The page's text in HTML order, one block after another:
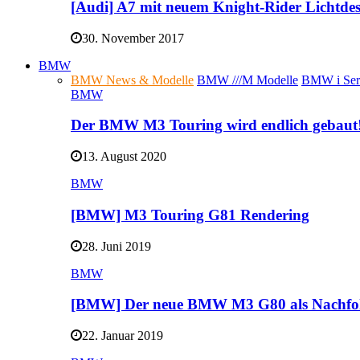
[Audi] A7 mit neuem Knight-Rider
30. November 2017
BMW
BMW News & Modelle BMW ///M Modelle BMW i
BMW
Der BMW M3 Touring wird endlich
13. August 2020
BMW
[BMW] M3 Touring G81 Rendering
28. Juni 2019
BMW
[BMW] Der neue BMW M3 G80 als
22. Januar 2019